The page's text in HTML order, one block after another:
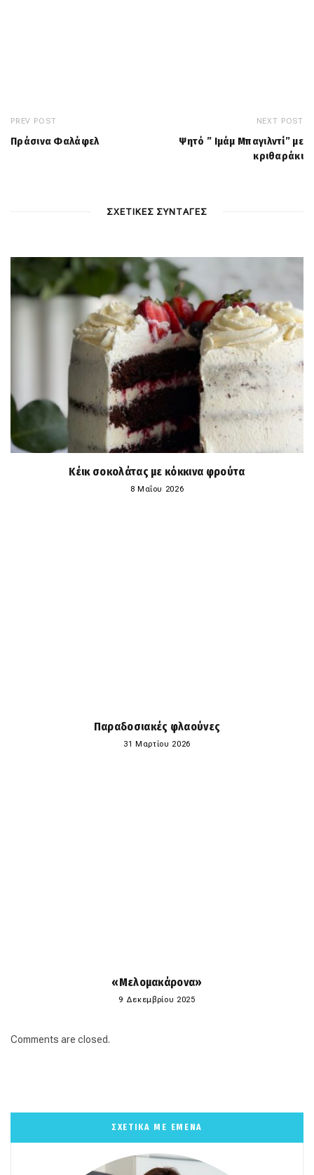
PREV POST
Πράσινα Φαλάφελ
NEXT POST
Ψητό ” Ιμάμ Μπαγιλντί” με
κριθαράκι
ΣΧΕΤΙΚΕΣ ΣΥΝΤΑΓΕΣ
Κέικ σοκολάτας με κόκκινα φρούτα
8 Μαΐου 2026
Παραδοσιακές φλαούνες
31 Μαρτίου 2026
«Μελομακάρονα»
9 Δεκεμβρίου 2025
Comments are closed.
ΣΧΕΤΙΚΑ ΜΕ ΕΜΕΝΑ